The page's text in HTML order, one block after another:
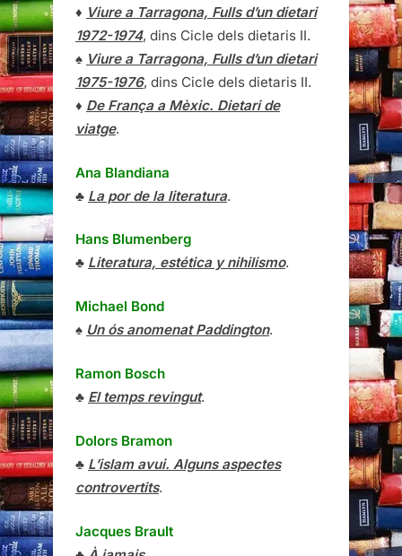
♦ Viure a Tarragona, Fulls d’un dietari
1972-1974, dins Cicle dels dietaris II.
♠ Viure a Tarragona, Fulls d’un dietari
1975-1976, dins Cicle dels dietaris II.
♦ De França a Mèxic. Dietari de
viatge.
Ana Blandiana
♣ La por de la literatura.
Hans Blumenberg
♣ Literatura, estética y nihilismo.
Michael Bond
♠ Un ós anomenat Paddington.
Ramon Bosch
♣ El temps revingut.
Dolors Bramon
♣ L’islam avui. Alguns aspectes
controvertits.
Jacques Brault